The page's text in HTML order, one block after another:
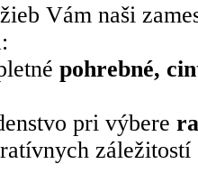
Vám naši
pohrebné,
pri výbere